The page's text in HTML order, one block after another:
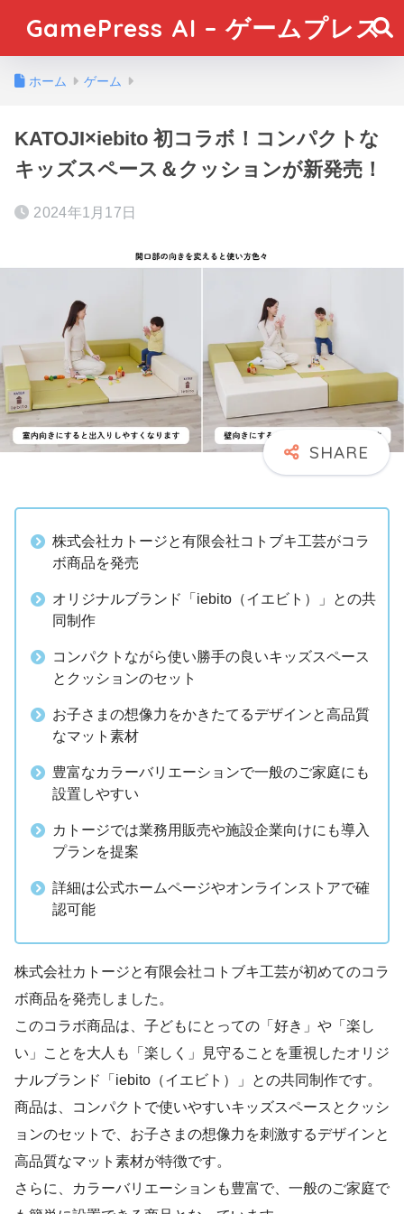
GamePress AI – ゲームプレス
ホーム ゲーム
KATOJI×iebito 初コラボ！コンパクトな
キッズスペース＆クッションが新発売！
2024年1月17日
株式会社カトージと有限会社コトブキ工芸がコラ
ボ商品を発売
オリジナルブランド「iebito（イエビト）」との共
同制作
コンパクトながら使い勝手の良いキッズスペース
とクッションのセット
お子さまの想像力をかきたてるデザインと高品質
なマット素材
豊富なカラーバリエーションで一般のご家庭にも
設置しやすい
カトージでは業務用販売や施設企業向けにも導入
プランを提案
詳細は公式ホームページやオンラインストアで確
認可能
株式会社カトージと有限会社コトブキ工芸が初めてのコラ
ボ商品を発売しました。
このコラボ商品は、子どもにとっての「好き」や「楽し
い」ことを大人も「楽しく」見守ることを重視したオリジ
ナルブランド「iebito（イエビト）」との共同制作です。
商品は、コンパクトで使いやすいキッズスペースとクッシ
ョンのセットで、お子さまの想像力を刺激するデザインと
高品質なマット素材が特徴です。
さらに、カラーバリエーションも豊富で、一般のご家庭で